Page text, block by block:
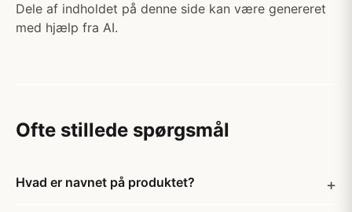
Dele af indholdet på denne side kan være genereret
med hjælp fra AI.
Ofte stillede spørgsmål
Hvad er navnet på produktet?